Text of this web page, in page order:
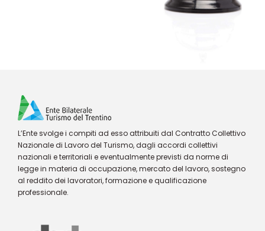
L’Ente svolge i compiti ad esso attribuiti dal Contratto Collettivo
Nazionale di Lavoro del Turismo, dagli accordi collettivi
nazionali e territoriali e eventualmente previsti da norme di
legge in materia di occupazione, mercato del lavoro, sostegno
al reddito dei lavoratori, formazione e qualificazione
professionale.